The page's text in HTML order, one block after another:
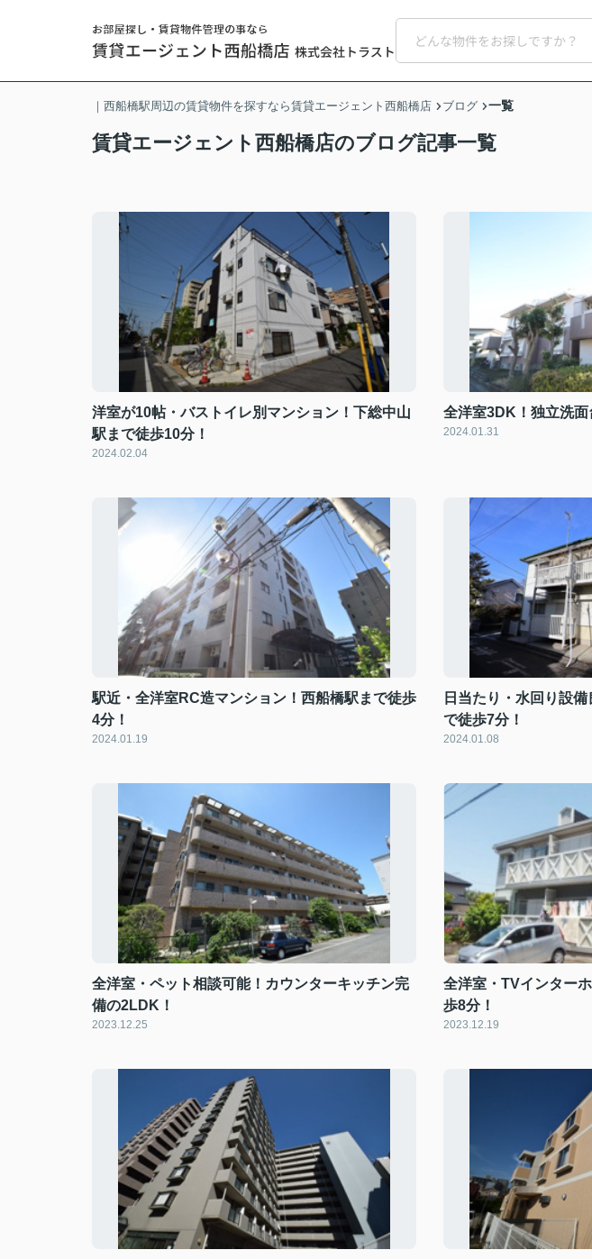
｜西船橋駅周辺の賃貸物件を探すなら賃貸エージェント西船橋店 ブログ 一覧
賃貸エージェント西船橋店のブログ記事一覧
洋室が10帖・バストイレ別マンション！下総中山
駅まで徒歩10分！
2024.02.04
全洋室3DK！独立洗面
2024.01.31
駅近・全洋室RC造マンション！西船橋駅まで徒歩
4分！
2024.01.19
日当たり・水回り設
で徒歩7分！
2024.01.08
全洋室・ペット相談可能！カウンターキッチン完
備の2LDK！
2023.12.25
全洋室・TVインター
歩8分！
2023.12.19